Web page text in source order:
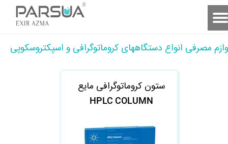
مصرفی انواع دستگاههای کروماتوگرافی و اسپکتروسکوپی
ستون کروماتوگرافی مایع
HPL​​​​​​​C COLUMN